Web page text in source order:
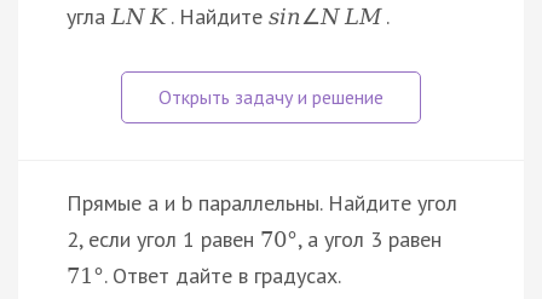
углаLN K . Найдитеsin∠N LM .
Прямые a и b параллельны. Найдите угол
2, если угол 1 равен 70°, а угол 3 равен
71 °. Ответ дайте в градусах.